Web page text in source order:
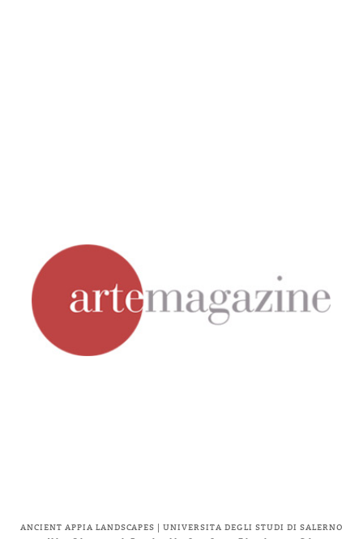
ANCIENT APPIA LANDSCAPES | UNIVERSITÀ DEGLI STUDI DI SALERNO